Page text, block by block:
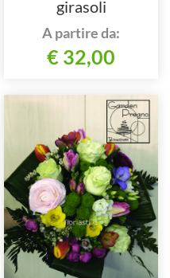
girasoli
A partire da:
€ 32,00